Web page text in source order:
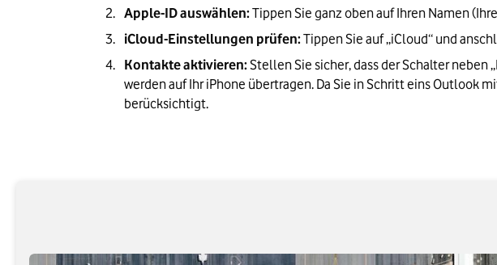
Apple-ID auswählen: Tippen Sie ganz oben auf Ihren Namen
iCloud-Einstellungen prüfen: Tippen Sie auf „iCloud“ und
Kontakte aktivieren: Stellen Sie sicher, dass der Schalter
werden auf Ihr iPhone übertragen. Da Sie in Schritt eins Outlook
berücksichtigt.